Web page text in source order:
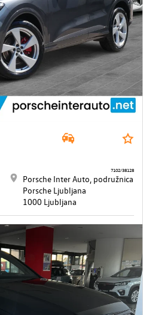
Porsche Inter Auto, podružnica
Porsche Ljubljana
1000 Ljubljana
7102/38128